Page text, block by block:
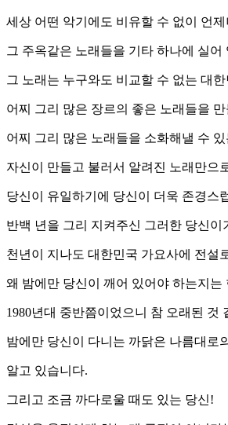
세상 어떤 악기에도 비유할 수 없이 언
그 주옥같은 노래들을 기타 하나에 실
그 노래는 누구와도 비교할 수 없는 대
어찌 그리 많은 장르의 좋은 노래들을
어찌 그리 많은 노래들을 소화해낼 수 있
자신이 만들고 불러서 알려진 노래만으
당신이 유일하기에 당신이 더욱 존경스
반백 년을 그리 지켜주신 그러한 당신이
천년이 지나도 대한민국 가요사에 전설
왜 밤에만 당신이 깨어 있어야 하는지
1980년대 중반쯤이었으니 참 오래된 것
밤에만 당신이 다니는 까닭은 나름대로
알고 있습니다.
그리고 조금 까다로울 때도 있는 당신!